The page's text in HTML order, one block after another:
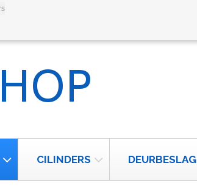
CILINDERS DEURBESLAG